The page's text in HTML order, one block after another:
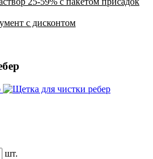
с дисконтом
шт.